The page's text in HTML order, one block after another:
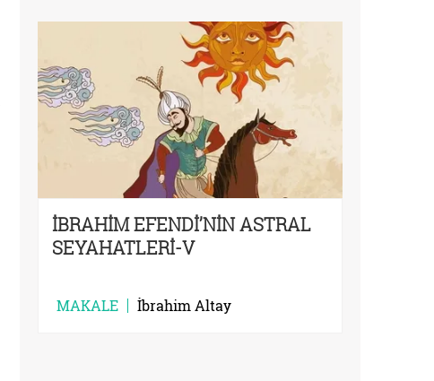
İBRAHİM EFENDİ’NİN ASTRAL
SEYAHATLERİ-V
MAKALE İbrahim Altay